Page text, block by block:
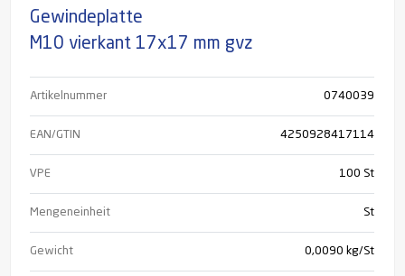
Gewindeplatte
M10 vierkant 17x17 mm gvz
Artikelnummer 0740039
EAN/GTIN 4250928417114
VPE 100 St
Mengeneinheit St
Gewicht 0,0090 kg/St